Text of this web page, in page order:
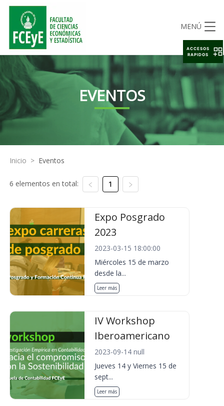
MENÚ
EVENTOS
Inicio > Eventos
6 elementos en total: 1
Expo Posgrado
2023
2023-03-15 18:00:00
Miércoles 15 de marzo
desde la...
Leer más
IV Workshop
Iberoamericano
2023-09-14 null
Jueves 14 y Viernes 15 de
sept...
Leer más
ACCESOS
RAPIDOS